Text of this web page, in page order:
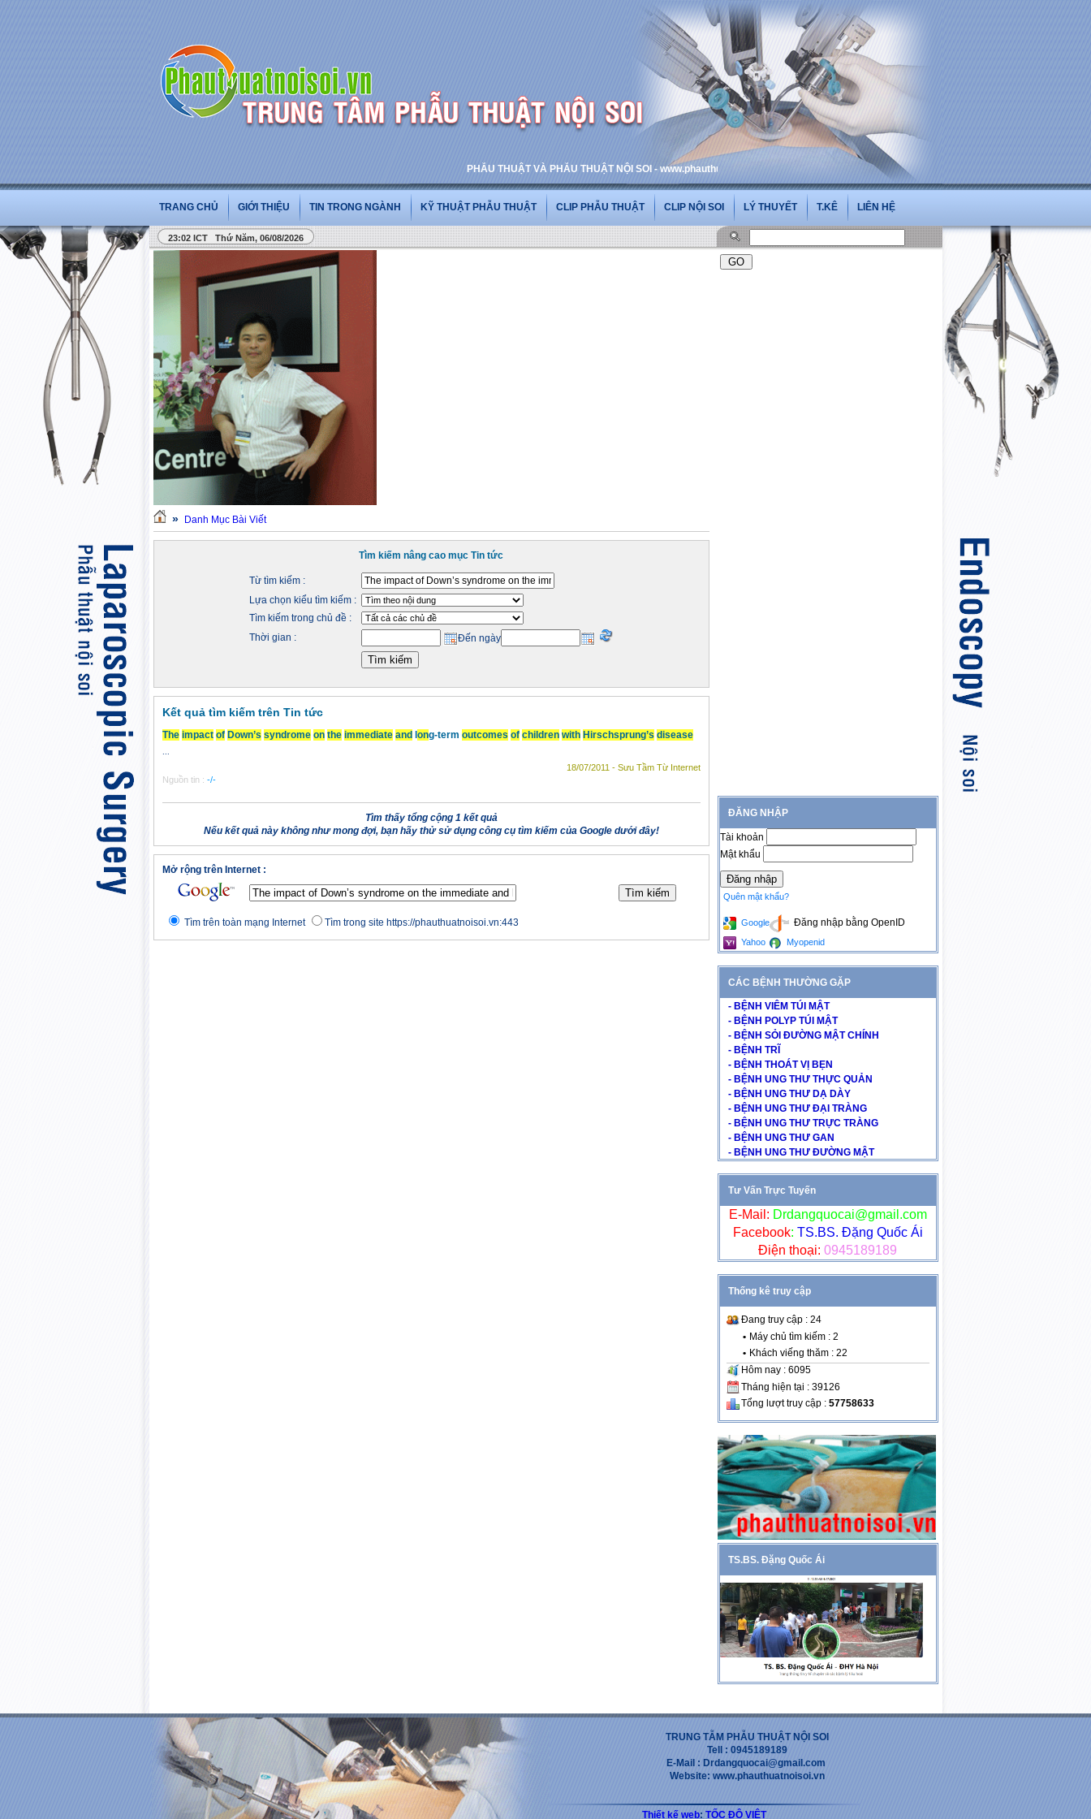
PHẪU THUẬT VÀ PHẪU THUẬT NỘI SOI - www.phauthuatnoisoi.vn
TRANG CHỦ GIỚI THIỆU TIN TRONG NGÀNH KỸ THUẬT PHẪU THUẬT CLIP PHẪU THUẬT CLIP NỘI SOI LÝ THUYẾT T.KÊ LIÊN HỆ
23:02 ICT Thứ Năm, 06/08/2026
» Danh Mục Bài Viết
Tìm kiếm nâng cao mục Tin tức
Từ tìm kiếm :
Lựa chọn kiểu tìm kiếm :
Tìm kiếm trong chủ đề :
Thời gian :
Đến ngày
Kết quả tìm kiếm trên Tin tức
The impact of Down’s syndrome on the immediate and ong-term outcomes of children with Hirschsprung’s disease
18/07/2011 - Sưu Tầm Từ Internet
Nguồn tin : -/-
Tìm thấy tổng cộng 1 kết quả
Nếu kết quả này không như mong đợi, bạn hãy thử sử dụng công cụ tìm kiếm của Google dưới đây!
Mở rộng trên Internet :
Tìm trên toàn mạng Internet Tìm trong site https://phauthuatnoisoi.vn:443
ĐĂNG NHẬP
Tài khoản
Mật khẩu
Quên mật khẩu?
Đăng nhập bằng OpenID
Google
Yahoo
Myopenid
CÁC BỆNH THƯỜNG GẶP
- BỆNH VIÊM TÚI MẬT
- BỆNH POLYP TÚI MẬT
- BỆNH SỎI ĐƯỜNG MẬT CHÍNH
- BỆNH TRĨ
- BỆNH THOÁT VỊ BẸN
- BỆNH UNG THƯ THỰC QUẢN
- BỆNH UNG THƯ DẠ DÀY
- BỆNH UNG THƯ ĐẠI TRÀNG
- BỆNH UNG THƯ TRỰC TRÀNG
- BỆNH UNG THƯ GAN
- BỆNH UNG THƯ ĐƯỜNG MẬT
Tư Vấn Trực Tuyến
E-Mail: Drdangquocai@gmail.com
Facebook: TS.BS. Đặng Quốc Ái
Điện thoại: 0945189189
Thống kê truy cập
Đang truy cập : 24
• Máy chủ tìm kiếm : 2
• Khách viếng thăm : 22
Hôm nay : 6095
Tháng hiện tại : 39126
Tổng lượt truy cập : 57758633
TS.BS. Đặng Quốc Ái
TRUNG TẪM PHẪU THUẬT NỘI SOI
Tell : 0945189189
E-Mail : Drdangquocai@gmail.com
Website: www.phauthuatnoisoi.vn
Thiết kế web: TỐC ĐỘ VIỆT